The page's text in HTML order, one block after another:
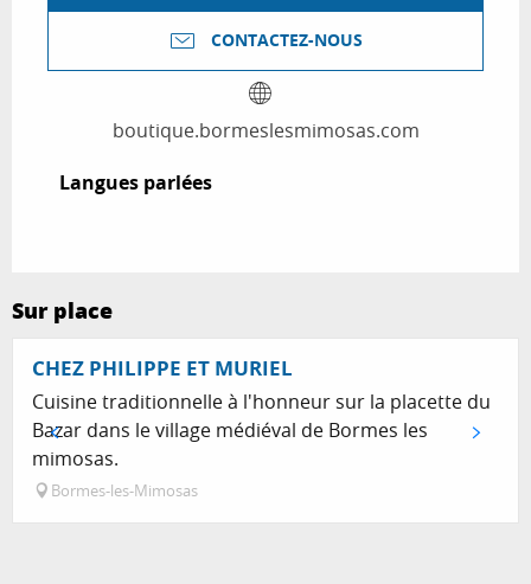
CONTACTEZ-NOUS
boutique.bormeslesmimosas.com
Langues parlées
Langues parlées
Sur place
CHEZ PHILIPPE ET MURIEL
Cuisine traditionnelle à l'honneur sur la placette du
Bazar dans le village médiéval de Bormes les
mimosas.
Bormes-les-Mimosas